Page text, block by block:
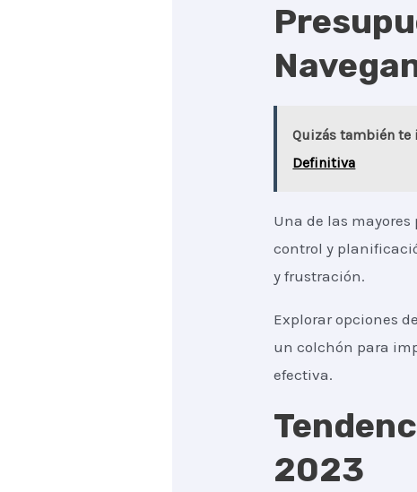
Quizás también te
Definitiva
Una de las
control y
y frustración.
Explorar opciones
un colchón para
efectiva.
2023